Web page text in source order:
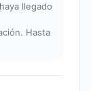
llegado
Hasta